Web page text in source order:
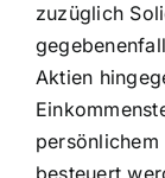
zuzüglich
Aktien